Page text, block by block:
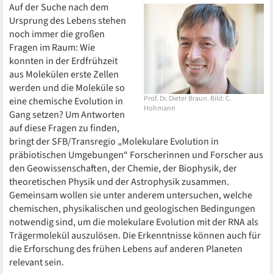
Prof. Dr. Dieter Braun. Bild: C.
Hohmann
Auf der Suche nach dem
Ursprung des Lebens stehen
noch immer die großen
Fragen im Raum: Wie
konnten in der Erdfrühzeit
aus Molekülen erste Zellen
werden und die Moleküle so
eine chemische Evolution in
Gang setzen? Um Antworten
auf diese Fragen zu finden,
bringt der SFB/Transregio „Molekulare Evolution in
präbiotischen Umgebungen“ Forscherinnen und Forscher aus
den Geowissenschaften, der Chemie, der Biophysik, der
theoretischen Physik und der Astrophysik zusammen.
Gemeinsam wollen sie unter anderem untersuchen, welche
chemischen, physikalischen und geologischen Bedingungen
notwendig sind, um die molekulare Evolution mit der RNA als
Trägermolekül auszulösen. Die Erkenntnisse können auch für
die Erforschung des frühen Lebens auf anderen Planeten
relevant sein.